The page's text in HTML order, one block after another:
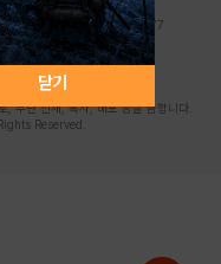
닫기
나우 대표이사:송현두
284-8635 팩스:02-6265-0377
:2016년4월25일
집인:김동욱
, 무단 전재, 복사, 배포 등을 금합니다.
Reserved.